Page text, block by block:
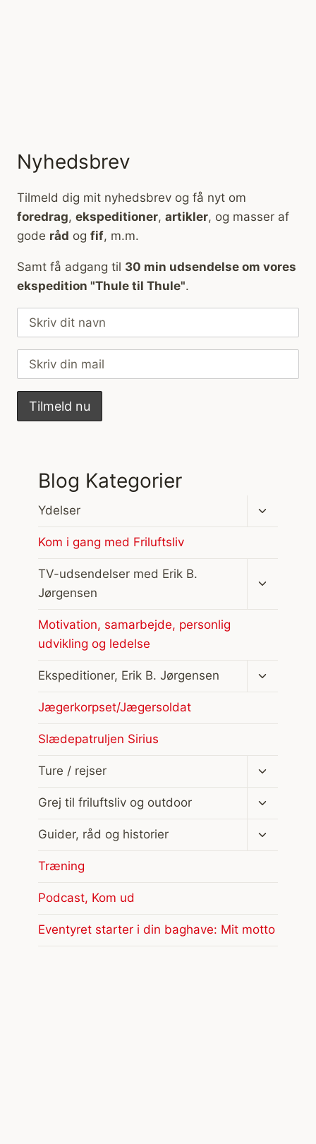
Nyhedsbrev
Tilmeld dig mit nyhedsbrev og få nyt om
foredrag, ekspeditioner, artikler, og masser af
gode råd og fif, m.m.
Samt få adgang til 30 min udsendelse om vores
ekspedition "Thule til Thule".
Blog Kategorier
Ydelser
Skift
Kom i gang med Friluftsliv
TV-udsendelser med Erik B.
Jørgensen
Motivation, samarbejde, personlig
udvikling og ledelse
Ekspeditioner, Erik B. Jørgensen
Skift
Jægerkorpset/Jægersoldat
Slædepatruljen Sirius
Ture / rejser
Skift
Grej til friluftsliv og outdoor
Skift
Guider, råd og historier
Skift
Træning
Podcast, Kom ud
Eventyret starter i din baghave: Mit motto